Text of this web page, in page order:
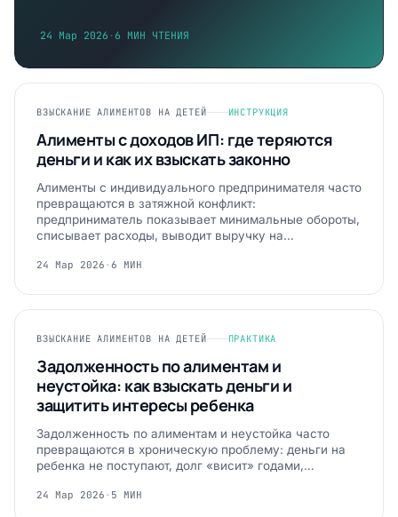
24 Мар 2026 · 6 МИН ЧТЕНИЯ
ВЗЫСКАНИЕ АЛИМЕНТОВ НА ДЕТЕЙ ИНСТРУКЦИЯ
Алименты с доходов ИП: где теряются
деньги и как их взыскать законно
Алименты с индивидуального предпринимателя часто
превращаются в затяжной конфликт:
предприниматель показывает минимальные обороты,
списывает расходы, выводит выручку на…
24 Мар 2026 · 6 МИН
ВЗЫСКАНИЕ АЛИМЕНТОВ НА ДЕТЕЙ ПРАКТИКА
Задолженность по алиментам и
неустойка: как взыскать деньги и
защитить интересы ребенка
Задолженность по алиментам и неустойка часто
превращаются в хроническую проблему: деньги на
ребенка не поступают, долг «висит» годами,…
24 Мар 2026 · 5 МИН